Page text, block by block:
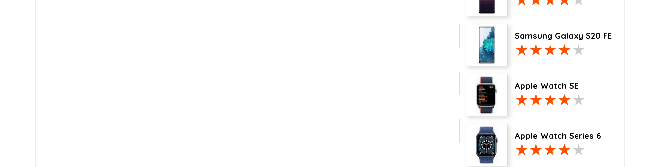
Samsung Galaxy S20 FE
Apple Watch SE
Apple Watch Series 6